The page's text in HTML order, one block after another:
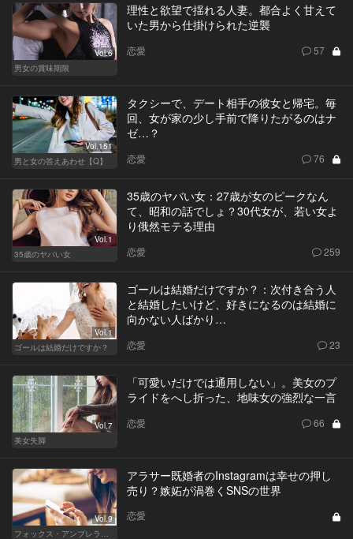
Vol.6
男女の賞味期限
理性と欲望で揺れる人妻。都合よく甘えて
いた男から仕掛けられた逆襲
恋愛 57
Vol.151
男と女の答えあわせ【Q】
タクシーで、デート相手の彼女と帰宅。毎
回、女が家の少し手前で降りたがるのはナ
ゼ…？
恋愛 76
Vol.1
35歳のヤバい女
35歳のヤバい女：27歳が女のピークなん
て、昭和の話でしょ？30代女が、若い女よ
り俄然モテる理由
恋愛 259
Vol.1
ゴールは結婚だけですか？
ゴールは結婚だけですか？：次付き合う人
と結婚したいけど、好きになるのは結婚に
向かない人ばかり…
恋愛 23
Vol.7
美女失脚
「可愛いだけでは通用しない」。美女のプ
ライドをへし折った、地味女の強烈な一言
恋愛 66
Vol.9
アラサー既婚者のInstagramは幸せの押し
売り？嫉妬が渦巻くSNSの世界
恋愛